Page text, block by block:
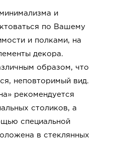
и
по Вашему
и полками, на
декора.
образом, что
неповторимый вид.
рекомендуется
столиков, а
специальной
в стеклянных